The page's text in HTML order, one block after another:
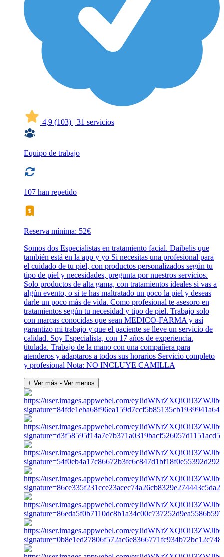
4,9 (103) | 31 servicios
Equipo de trabajo
107 han repetido
Reserva mínima: 52€
Somos dos Especialistas en tratamiento facial. Daibelis que
también está en la app y yo Si necesitas una profesional para
el cuidado de tu piel, con productos personalizados según tu
tipo de piel y necesidades, pregunta por nuestros servicios.
Solo productos de alta gama, con tratamientos ideales si vas a
algún evento, o si te has maltratado un poco la piel y deseas
darle un poco más de vida. Como profesional te asesoro en
tratamientos según tu necesidad y tipo de piel. Trabajo solo
con marcas conocidas que sean MEDICO-FARMA y así
garantizo mi trabajo y que el paciente se lleve un servicio de
calidad. Soy Especialista, con 17 años de experiencia.
titulada. Trabajo de la mano con una compañera para
atenderos y adaptaros a todos sus horarios Servicio completo
y profesional Nota: NO INCLUYE CAMILLA
+ Ver más - Ver menos